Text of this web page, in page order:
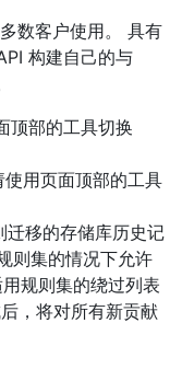
数客户使用。 具有
构建自己的与
顶部的工具切换
用页面顶部的工具
迁移的存储库历史记
则集的情况下允许
规则集的绕过列表
，将对所有新贡献